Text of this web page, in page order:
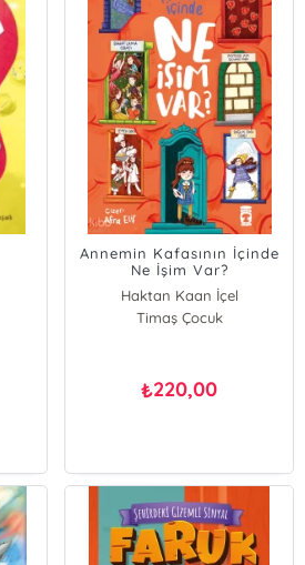
Annemin Kafasının İçinde
Ne İşim Var?
Haktan Kaan İçel
Timaş Çocuk
₺220,00